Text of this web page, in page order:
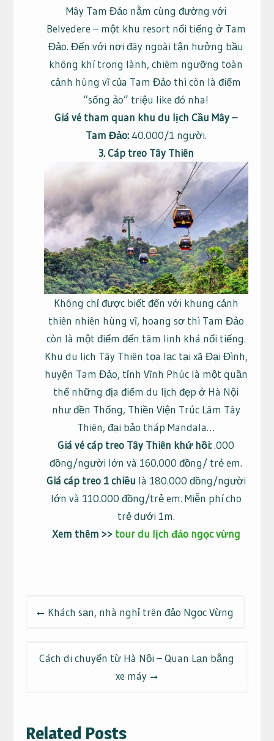
Mây Tam Đảo nằm cùng đường với
Belvedere – một khu resort nổi tiếng ở Tam
Đảo. Đến với nơi đây ngoài tận hưởng bầu
không khí trong lành, chiêm ngưỡng toàn
cảnh hùng vĩ của Tam Đảo thì còn là điểm
“sống ảo” triệu like đó nha!
Giá vé tham quan khu du lịch Cầu Mây –
Tam Đảo:40.000/1 người.
3. Cáp treo Tây Thiên
Không chỉ được biết đến với khung cảnh
thiên nhiên hùng vĩ, hoang sơ thì Tam Đảo
còn là một điểm đến tâm linh khá nổi tiếng.
Khu du lịch Tây Thiên tọa lạc tại xã Đại Đình,
huyện Tam Đảo, tỉnh Vĩnh Phúc là một quần
thể những địa điểm du lịch đẹp ở Hà Nội
như đền Thống, Thiền Viện Trúc Lâm Tây
Thiên, đại bảo tháp Mandala…
Giá vé cáp treo Tây Thiên khứ hồi:.000
đồng/người lớn và 160.000 đồng/ trẻ em.
Giá cáp treo 1 chiều là 180.000 đồng/người
lớn và 110.000 đồng/trẻ em. Miễn phí cho
trẻ dưới 1m.
Xem thêm >> tour du lịch đảo ngọc vừng
viết
Khách sạn, nhà nghỉ trên đảo Ngọc Vừng
Cách di chuyển từ Hà Nội – Quan Lạn bằng
xe máy
Related Posts